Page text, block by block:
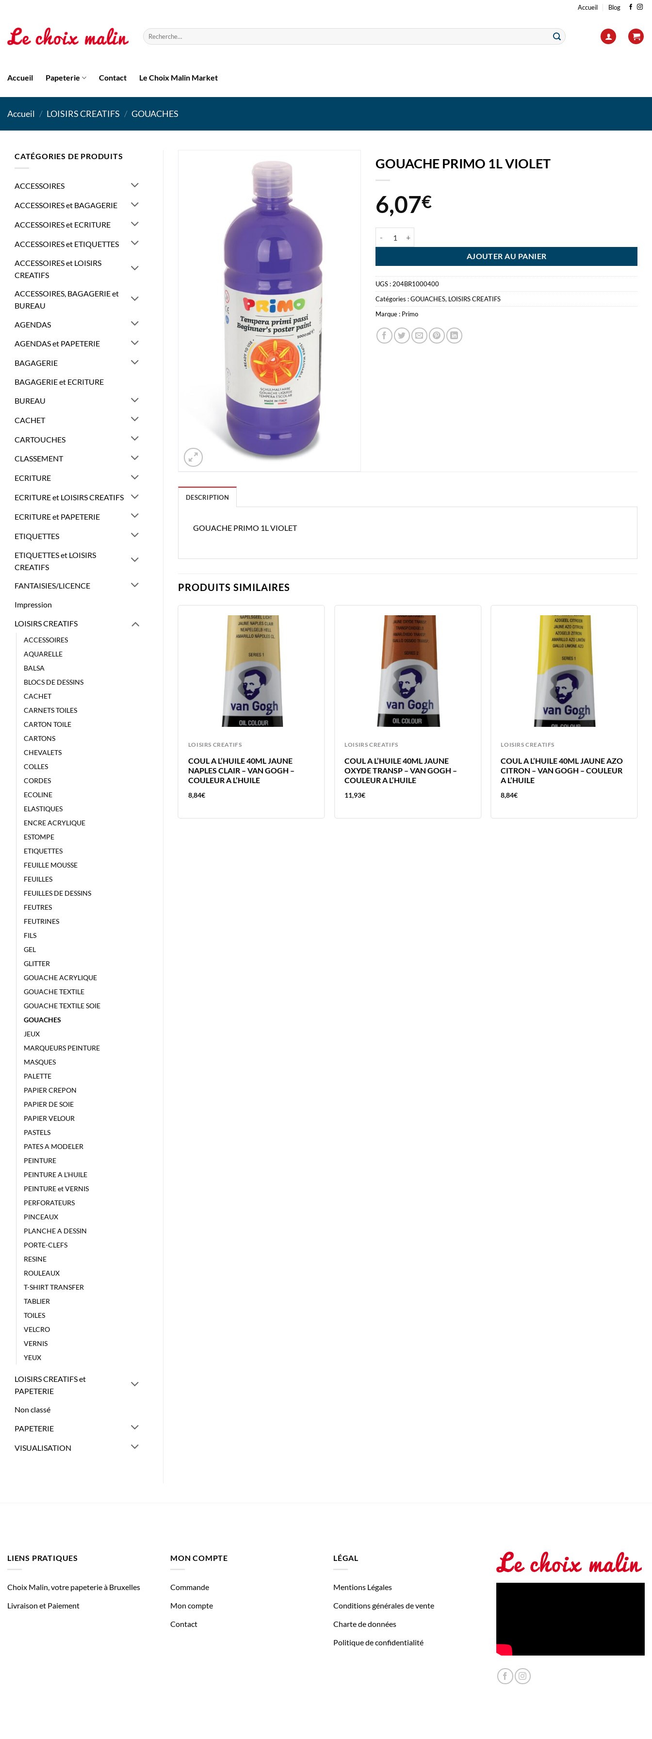
contenu
Accueil Blog
Recherche
pour :
Accueil Papeterie Contact Le Choix Malin Market
Accueil / LOISIRS CREATIFS / GOUACHES
CATÉGORIES DE PRODUITS
ACCESSOIRES
ACCESSOIRES et BAGAGERIE
ACCESSOIRES et ECRITURE
ACCESSOIRES et ETIQUETTES
ACCESSOIRES et LOISIRS
CREATIFS
ACCESSOIRES, BAGAGERIE et
BUREAU
AGENDAS
AGENDAS et PAPETERIE
BAGAGERIE
BAGAGERIE et ECRITURE
BUREAU
CACHET
CARTOUCHES
CLASSEMENT
ECRITURE
ECRITURE et LOISIRS CREATIFS
ECRITURE et PAPETERIE
ETIQUETTES
ETIQUETTES et LOISIRS
CREATIFS
FANTAISIES/LICENCE
Impression
LOISIRS CREATIFS
ACCESSOIRES
AQUARELLE
BALSA
BLOCS DE DESSINS
CACHET
CARNETS TOILES
CARTON TOILE
CARTONS
CHEVALETS
COLLES
CORDES
ECOLINE
ELASTIQUES
ENCRE ACRYLIQUE
ESTOMPE
ETIQUETTES
FEUILLE MOUSSE
FEUILLES
FEUILLES DE DESSINS
FEUTRES
FEUTRINES
FILS
GEL
GLITTER
GOUACHE ACRYLIQUE
GOUACHE TEXTILE
GOUACHE TEXTILE SOIE
GOUACHES
JEUX
MARQUEURS PEINTURE
MASQUES
PALETTE
PAPIER CREPON
PAPIER DE SOIE
PAPIER VELOUR
PASTELS
PATES A MODELER
PEINTURE
PEINTURE A L'HUILE
PEINTURE et VERNIS
PERFORATEURS
PINCEAUX
PLANCHE A DESSIN
PORTE-CLEFS
RESINE
ROULEAUX
T-SHIRT TRANSFER
TABLIER
TOILES
VELCRO
VERNIS
YEUX
LOISIRS CREATIFS et
PAPETERIE
Non classé
PAPETERIE
VISUALISATION
GOUACHE PRIMO 1L VIOLET
6,07€
AJOUTER AU PANIER
UGS : 204BR1000400
Catégories :GOUACHES, LOISIRS CREATIFS
Marque : Primo
DESCRIPTION
GOUACHE PRIMO 1L VIOLET
PRODUITS SIMILAIRES
LOISIRS CREATIFS
COUL A L’HUILE 40ML JAUNE
NAPLES CLAIR – VAN GOGH –
COULEUR A L’HUILE
8,84€
LOISIRS CREATIFS
COUL A L’HUILE 40ML JAUNE
OXYDE TRANSP – VAN GOGH –
COULEUR A L’HUILE
11,93€
LOISIRS CREATIFS
COUL A L’HUILE 40ML JAUNE AZO
CITRON – VAN GOGH – COULEUR
A L’HUILE
8,84€
FONCE – VAN GOGH – COULEUR A
L’HUILE
8,84€
LIENS PRATIQUES
Choix Malin, votre papeterie à Bruxelles
Livraison et Paiement
MON COMPTE
Commande
Mon compte
Contact
LÉGAL
Mentions Légales
Conditions générales de vente
Charte de données
Politique de confidentialité